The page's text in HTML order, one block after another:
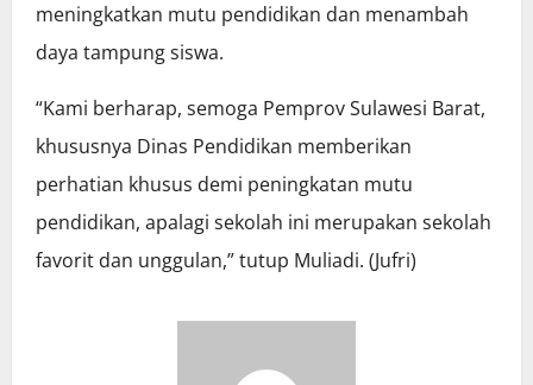
meningkatkan mutu pendidikan dan menambah
daya tampung siswa.
“Kami berharap, semoga Pemprov Sulawesi Barat,
khususnya Dinas Pendidikan memberikan
perhatian khusus demi peningkatan mutu
pendidikan, apalagi sekolah ini merupakan sekolah
favorit dan unggulan,” tutup Muliadi. (Jufri)